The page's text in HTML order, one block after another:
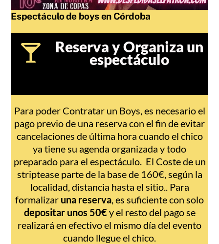
Espectáculo de boys en Córdoba
Reserva y Organiza un
espectáculo
Para poder Contratar un Boys, es necesario el
pago previo de una reserva con el fin de evitar
cancelaciones de última hora cuando el chico
ya tiene su agenda organizada y todo
preparado para el espectáculo. El Coste de un
striptease parte de la base de 160€, según la
localidad, distancia hasta el sitio.. Para
formalizar una reserva , es suficiente con solo
depositar unos 50€y el resto del pago se
realizará en efectivo el mismo día del evento
cuando llegue el chico.